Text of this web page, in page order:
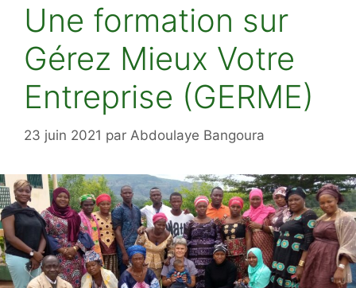
Une formation sur
Gérez Mieux Votre
Entreprise (GERME)
23 juin 2021 par Abdoulaye Bangoura